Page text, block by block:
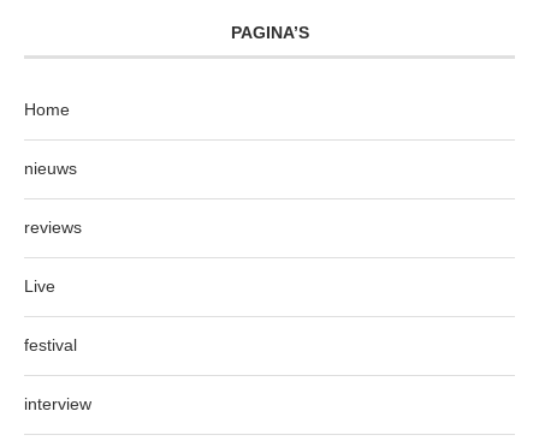
PAGINA’S
Home
nieuws
reviews
Live
festival
interview